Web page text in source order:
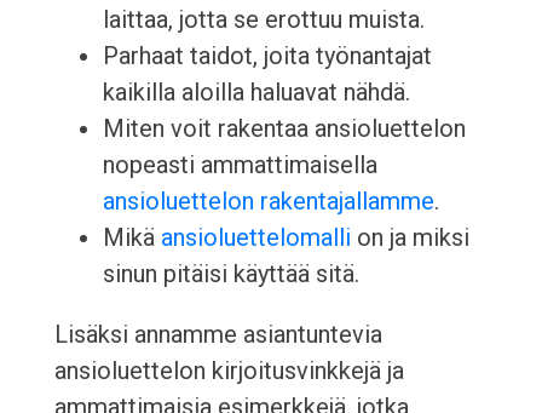
laittaa, jotta se erottuu muista.
Parhaat taidot, joita työnantajat
kaikilla aloilla haluavat nähdä.
Miten voit rakentaa ansioluettelon
nopeasti ammattimaisella
ansioluettelon rakentajallamme.
Mikä ansioluettelomalli on ja miksi
sinun pitäisi käyttää sitä.
Lisäksi annamme asiantuntevia
ansioluettelon kirjoitusvinkkejä ja
ammattimaisia esimerkkejä, jotka